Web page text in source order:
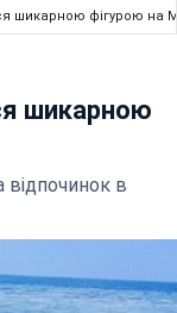
шикарною фігурою на
шикарною
відпочинок в